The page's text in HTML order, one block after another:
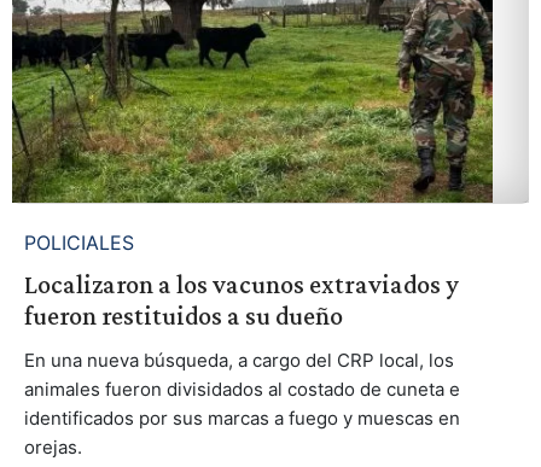
POLICIALES
Localizaron a los vacunos extraviados y
fueron restituidos a su dueño
En una nueva búsqueda, a cargo del CRP local, los
animales fueron divisidados al costado de cuneta e
identificados por sus marcas a fuego y muescas en
orejas.